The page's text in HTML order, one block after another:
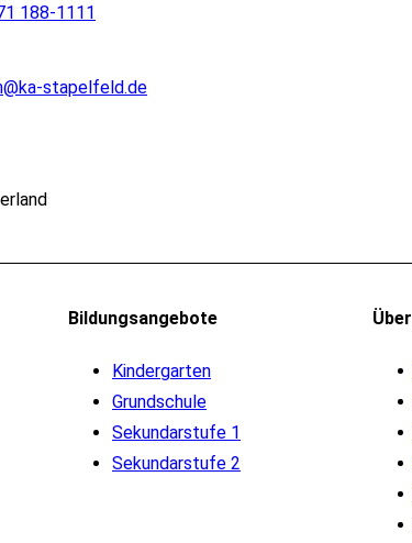
188-1111
stapelfeld.de
Bildungsangebote
Kindergarten
Grundschule
Sekundarstufe 1
Sekundarstufe 2
Über